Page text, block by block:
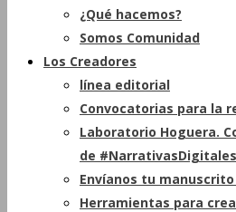
¿Qué hacemos?
Somos Comunidad
Los Creadores
línea editorial
Convocatorias para la
Laboratorio Hoguera.
de #NarrativasDigitales
Envíanos tu
Herramientas para